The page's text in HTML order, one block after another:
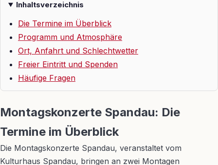
Inhaltsverzeichnis
Die Termine im Überblick
Programm und Atmosphäre
Ort, Anfahrt und Schlechtwetter
Freier Eintritt und Spenden
Häufige Fragen
Montagskonzerte Spandau: Die
Termine im Überblick
Die Montagskonzerte Spandau, veranstaltet vom
Kulturhaus Spandau, bringen an zwei Montagen